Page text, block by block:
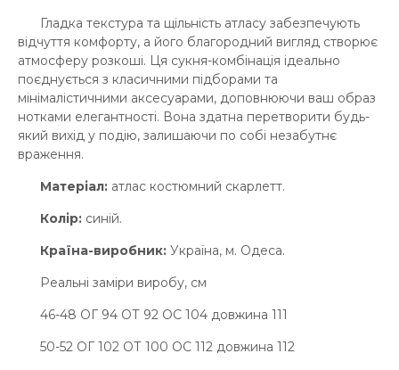
Гладка текстура та щільність атласу забезпечують
відчуття комфорту, а його благородний вигляд створює
атмосферу розкоші. Ця сукня-комбінація ідеально
поєднується з класичними підборами та
мінімалістичними аксесуарами, доповнюючи ваш образ
нотками елегантності. Вона здатна перетворити будь-
який вихід у подію, залишаючи по собі незабутнє
враження.
Матеріал: атлас костюмний скарлетт.
Колір: синій.
Країна-виробник: Україна, м. Одеса.
Реальні заміри виробу, см
46-48 ОГ 94 ОТ 92 OC 104 довжина 111
50-52 ОГ 102 ОТ 100 OC 112 довжина 112